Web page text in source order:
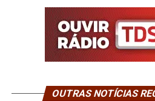
OUTRAS NOTÍCIAS